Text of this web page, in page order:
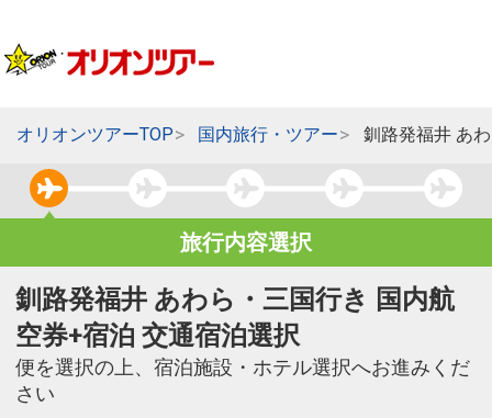
オリオンツアーTOP 国内旅行・ツアー 釧路発福井 あ
旅行内容選択
釧路発福井 あわら・三国行き 国内航
空券+宿泊 交通宿泊選択
便を選択の上、宿泊施設・ホテル選択へお進みくだ
さい